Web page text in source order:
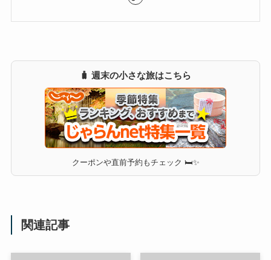
🧳 週末の小さな旅はこちら
クーポンや直前予約もチェック 🛏✨
関連記事